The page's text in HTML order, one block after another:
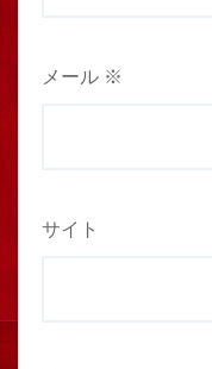
メール ※
サイト